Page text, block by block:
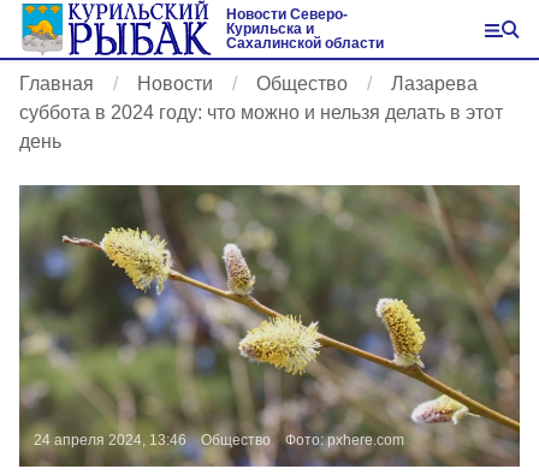
Новости Северо-
Курильска и
Сахалинской области
Главная Новости Общество
Лазарева
суббота в 2024 году: что можно и нельзя делать в этот
день
24 апреля 2024, 13:46 Общество Фото:pxhere.com